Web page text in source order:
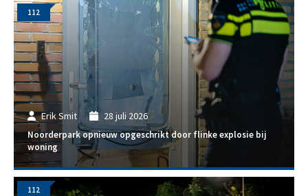
Erik Smit 28 juli 2026
Noorderpark opnieuw opgeschrikt door flinke explosie bij
woning
112
112